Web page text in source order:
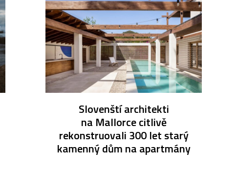
Slovenští architekti
na Mallorce citlivě
rekonstruovali 300 let starý
kamenný dům na apartmány